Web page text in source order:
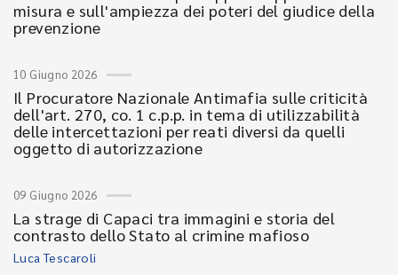
misura e sull'ampiezza dei poteri del giudice della
prevenzione
10 Giugno 2026
Il Procuratore Nazionale Antimafia sulle criticità
dell'art. 270, co. 1 c.p.p. in tema di utilizzabilità
delle intercettazioni per reati diversi da quelli
oggetto di autorizzazione
09 Giugno 2026
La strage di Capaci tra immagini e storia del
contrasto dello Stato al crimine mafioso
Luca Tescaroli